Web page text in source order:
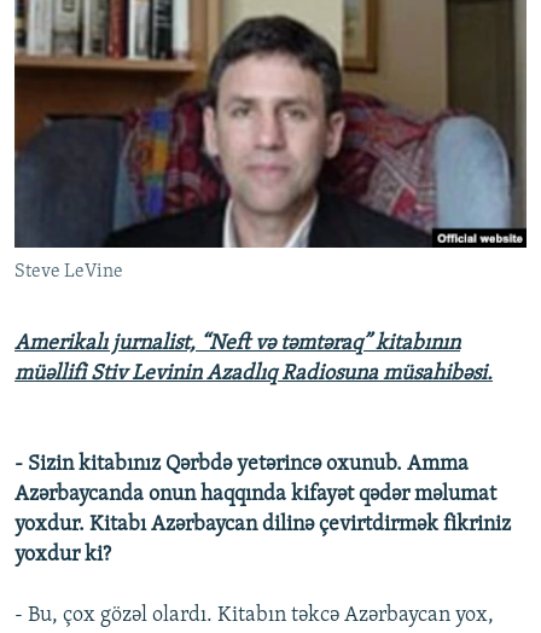
VIDEO
FOTOQALEREYA
KARIKATURA
RADIO ARXIV
OXU ZALI
AZƏRBAYCAN ƏDƏBIYYATI KITABXANASI
İSLAM VƏ DEMOKRATIYA
İZ - MƏDƏNIYYƏT PROQRAMI
HAQQIMIZDA
PEŞƏ ETIKASI VƏ JURNALISTIKA STANDARTLARIMIZ
MATERIALLARIMIZDAN ISTIFADƏ
AZADLIQRADIOSU MOBIL TELEFONUNUZDA
BIZIMLƏ ƏLAQƏ
BIZI IZLƏ
RFE/RL-in bütün saytları
Steve LeVine
Amerikalı jurnalist, “Neft və təmtəraq” kitabının
müəllifi Stiv Levinin Azadlıq Radiosuna müsahibəsi.
- Sizin kitabınız Qərbdə yetərincə oxunub. Amma
Azərbaycanda onun haqqında kifayət qədər məlumat
yoxdur. Kitabı Azərbaycan dilinə çevirtdirmək fikriniz
yoxdur ki?
- Bu, çox gözəl olardı. Kitabın təkcə Azərbaycan yox,